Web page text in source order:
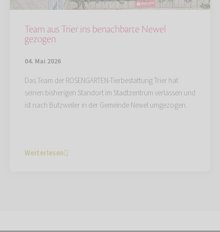
Team aus Trier ins benachbarte Newel
gezogen
04. Mai 2026
Das Team der ROSENGARTEN-Tierbestattung Trier hat
seinen bisherigen Standort im Stadtzentrum verlassen und
ist nach Butzweiler in der Gemeinde Newel umgezogen.
Weiterlesen